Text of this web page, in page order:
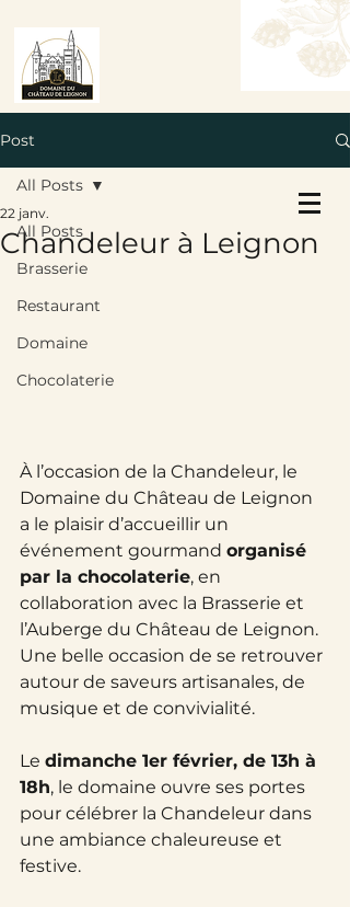
Post
All Posts
Brasserie
Restaurant
Domaine
Chocolaterie
All Posts
Chandeleur à Leignon
22 janv.
À l’occasion de la Chandeleur, le
Domaine du Château de Leignon
a le plaisir d’accueillir un
événement gourmand organisé
par la chocolaterie, en
collaboration avec la Brasserie et
l’Auberge du Château de Leignon.
Une belle occasion de se retrouver
autour de saveurs artisanales, de
musique et de convivialité.
Le dimanche 1er février, de 13h à
18h, le domaine ouvre ses portes
pour célébrer la Chandeleur dans
une ambiance chaleureuse et
festive.